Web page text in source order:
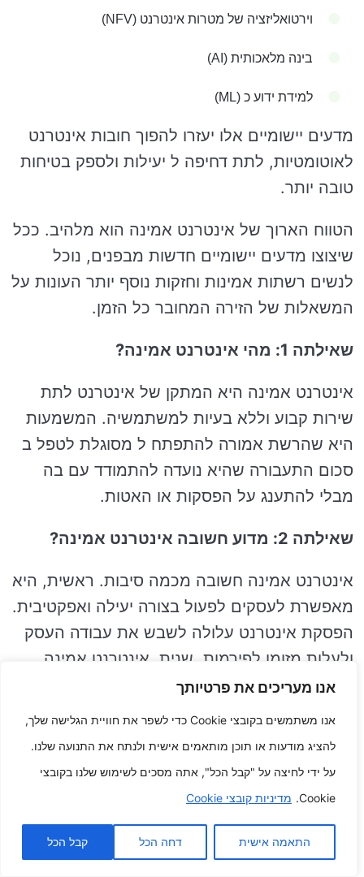
אנו מעריכים את פרטיותך
אנו משתמשים בקובצי Cookie כדי לשפר את חוויית הגלישה שלך,
להציג מודעות או תוכן מותאמים אישית ולנתח את התנועה שלנו.
על ידי לחיצה על "קבל הכל", אתה מסכים לשימוש שלנו בקובצי
Cookie. מדיניות קובצי Cookie
התאמה אישית דחה הכל קבל הכל
וירטואליזציה של מטרות אינטרנט (NFV)
בינה מלאכותית (AI)
למידת ידוע כ (ML)
מדעים יישומיים אלו יעזרו להפוך חובות אינטרנט
לאוטומטיות, לתת דחיפה ל יעילות ולספק בטיחות
טובה יותר.
הטווח הארוך של אינטרנט אמינה הוא מלהיב. ככל
שיצוצו מדעים יישומיים חדשות מבפנים, נוכל
לנשים רשתות אמינות וחזקות נוסף יותר העונות על
המשאלות של הזירה המחובר כל הזמן.
שאילתה 1: מהי אינטרנט אמינה?
אינטרנט אמינה היא המתקן של אינטרנט לתת
שירות קבוע וללא בעיות למשתמשיה. המשמעות
היא שהרשת אמורה להתפתח ל מסוגלת לטפל ב
סכום התעבורה שהיא נועדה להתמודד עם בה
מבלי להתענג על הפסקות או האטות.
שאילתה 2: מדוע חשובה אינטרנט אמינה?
אינטרנט אמינה חשובה מכמה סיבות. ראשית, היא
מאפשרת לעסקים לפעול בצורה יעילה ואפקטיבית.
הפסקת אינטרנט עלולה לשבש את עבודה העסק
ולעלות מזומן לפירמות. שנית, אינטרנט אמינה
חשובה לשמש לא ציבורי. אנשים אחרים
מסתמכים על הרשתות שלהם ממש כדי להישאר
מחוברים ולא באמצעות חברים ובני מעגל קרובי
משפחה, לעשות את עבודתם ולגשת לבידור.
יש מגוון בעיות אתה יכול לעשות כדי להצליח ב